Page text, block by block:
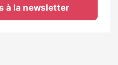
à la newsletter